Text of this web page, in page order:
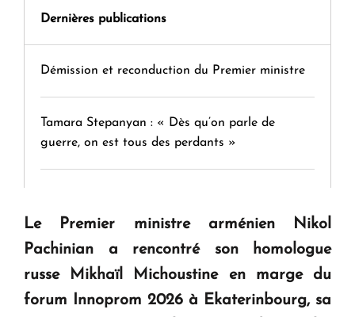
Dernières publications
Démission et reconduction du Premier ministre
Tamara Stepanyan : « Dès qu’on parle de
guerre, on est tous des perdants »
question d'un référendum ne se pose pas. "
KASA : 30 ans d'audace, de résilience et d'avenir
Le Premier ministre arménien Nikol
Pachinian a rencontré son homologue
russe Mikhaïl Michoustine en marge du
forum Innoprom 2026 à Ekaterinbourg, sa